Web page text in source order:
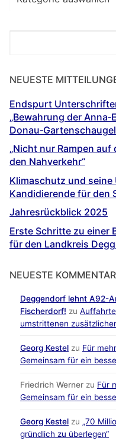
NEUESTE
Endspurt
„Bewahrung der
„Nicht nur Rampen
den Nahverkehr“
Klimaschutz und
Kandidierende für den
Jahresrückblick 2025
Erste Schritte zu einer
für den Landkreis
NEUESTE
Deggendorf lehnt A92-
Fischerdorf! zu
umstrittenen
Georg Kestel zu Für
Gemeinsam für ein
Friedrich Werner zu Für
Gemeinsam für ein
Georg Kestel zu „70
gründlich zu überlegen“